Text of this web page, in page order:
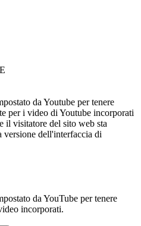
da Youtube per tenere
per i video di Youtube incorporati
il visitatore del sito web sta
dell'interfaccia di
da YouTube per tenere
incorporati.